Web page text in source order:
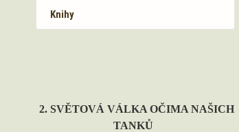
Knihy
2. SVĚTOVÁ VÁLKA OČIMA NAŠICH
TANKŮ